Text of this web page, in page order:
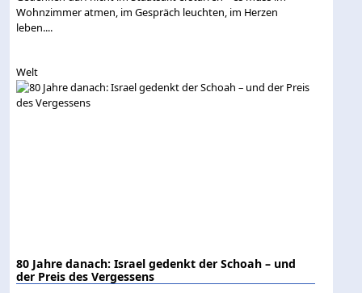
Wohnzimmer atmen, im Gespräch leuchten, im Herzen
leben....
Welt
80 Jahre danach: Israel gedenkt der Schoah – und
der Preis des Vergessens